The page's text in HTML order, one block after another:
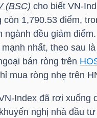
(BSC) cho biết VN-
còn 1,790.53 điểm,
ngành đều giảm
nhất, theo sau
bán ròng trên
mua ròng nhẹ trên
Index đã rơi xuống
nghị nhà đầu